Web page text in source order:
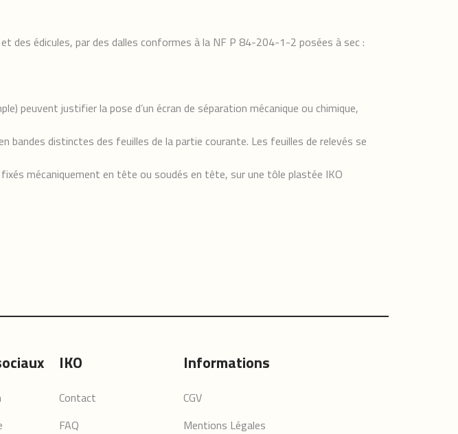
édicules, par des dalles conformes à la NF P 84-204-1-2 posées à sec :
peuvent justifier la pose d’un écran de séparation mécanique ou chimique,
bandes distinctes des feuilles de la partie courante. Les feuilles de relevés se
mécaniquement en tête ou soudés en tête, sur une tôle plastée IKO
IKO
Contact
FAQ
Informations
CGV
Mentions Légales